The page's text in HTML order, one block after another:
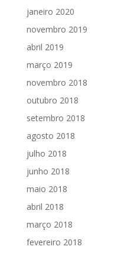
janeiro 2020
novembro 2019
abril 2019
março 2019
novembro 2018
outubro 2018
setembro 2018
agosto 2018
julho 2018
junho 2018
maio 2018
abril 2018
março 2018
fevereiro 2018